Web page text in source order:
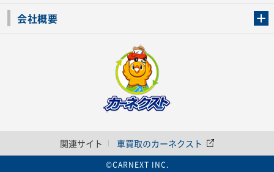
会社概要
関連サイト 車買取のカーネクスト
©CARNEXT INC.